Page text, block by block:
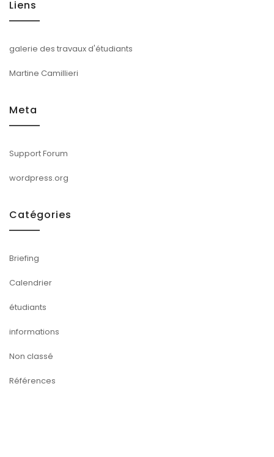
Liens
galerie des travaux d'étudiants
Martine Camillieri
Meta
Support Forum
wordpress.org
Catégories
Briefing
Calendrier
étudiants
informations
Non classé
Références